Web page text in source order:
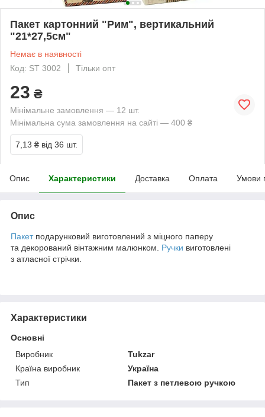
Пакет картонний "Рим", вертикальний
"21*27,5см"
Немає в наявності
Код: ST 3002
Тільки опт
23 ₴
Мінімальне замовлення — 12 шт.
Мінімальна сума замовлення на сайті — 400 ₴
7,13 ₴ від 36 шт.
Опис Характеристики Доставка Оплата Умови
Опис
Пакетподарунковий виготовлений з міцного паперу
та декорований вінтажним малюнком. Ручки виготовлені
з атласної стрічки.
Характеристики
Основні
Виробник
Tukzar
Країна виробник
Україна
Тип
Пакет з петлевою ручкою